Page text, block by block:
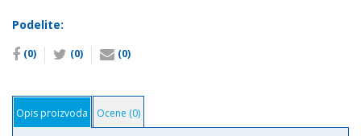
bazene,
sa
do
14m3
количина
Podelite:
(0) (0) (0)
Opis proizvoda Ocene (0)